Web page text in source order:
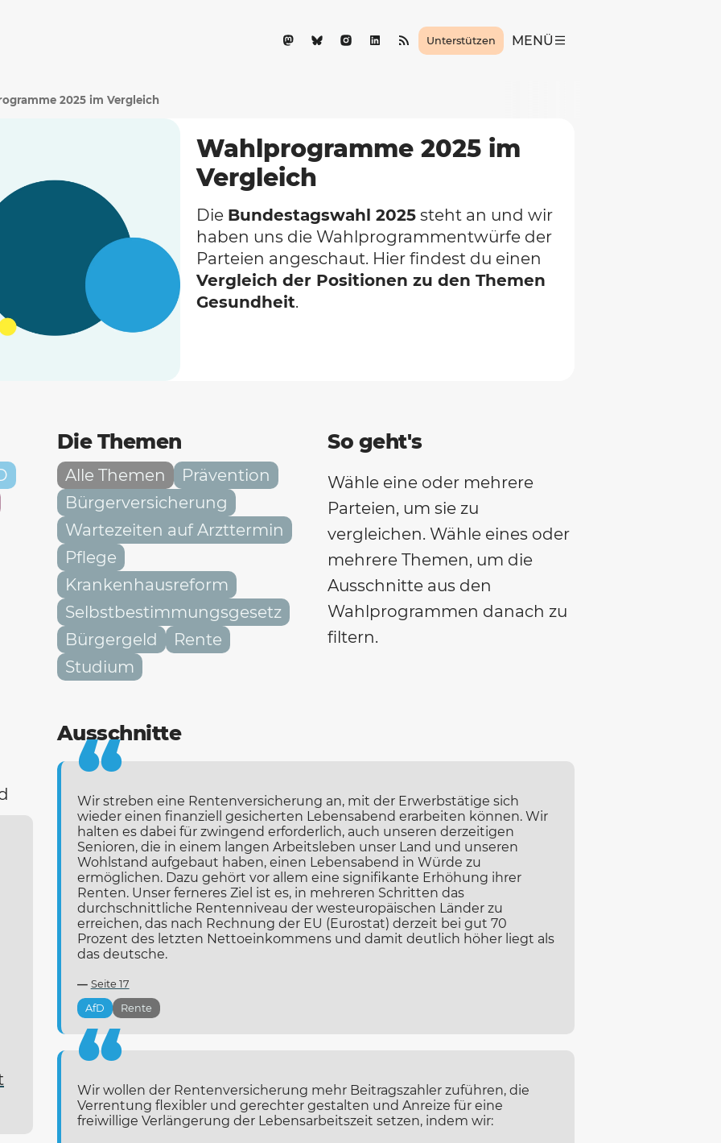
Unterstützen MENÜ
2025 im Vergleich
Wahlprogramme 2025 im
Vergleich
Die Bundestagswahl 2025 steht an und wir
haben uns die Wahlprogrammentwürfe der
Parteien angeschaut. Hier findest du einen
Vergleich der Positionen zu den Themen
Gesundheit.
Die Themen
Alle Themen
Prävention
Bürgerversicherung
Wartezeiten auf Arzttermin
Pflege
Krankenhausreform
Selbstbestimmungsgesetz
Bürgergeld
Rente
Studium
So geht's
Wähle eine oder mehrere
Parteien, um sie zu
vergleichen. Wähle eines oder
mehrere Themen, um die
Ausschnitte aus den
Wahlprogrammen danach zu
filtern.
Ausschnitte
Wir streben eine Rentenversicherung an, mit der Erwerbstätige sich
wieder einen finanziell gesicherten Lebensabend erarbeiten können. Wir
halten es dabei für zwingend erforderlich, auch unseren derzeitigen
Senioren, die in einem langen Arbeitsleben unser Land und unseren
Wohlstand aufgebaut haben, einen Lebensabend in Würde zu
ermöglichen. Dazu gehört vor allem eine signifikante Erhöhung ihrer
Renten. Unser ferneres Ziel ist es, in mehreren Schritten das
durchschnittliche Rentenniveau der westeuropäischen Länder zu
erreichen, das nach Rechnung der EU (Eurostat) derzeit bei gut 70
Prozent des letzten Nettoeinkommens und damit deutlich höher liegt als
das deutsche.
Seite 17
AfD
Rente
Wir wollen der Rentenversicherung mehr Beitragszahler zuführen, die
Verrentung flexibler und gerechter gestalten und Anreize für eine
freiwillige Verlängerung der Lebensarbeitszeit setzen, indem wir: